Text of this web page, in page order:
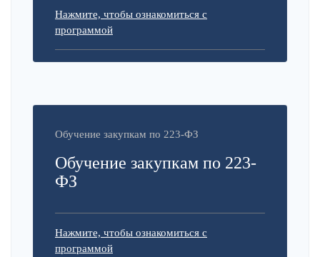
Нажмите, чтобы ознакомиться с
программой
Обучение закупкам по 223-ФЗ
Обучение закупкам по 223-
ФЗ
Нажмите, чтобы ознакомиться с
программой